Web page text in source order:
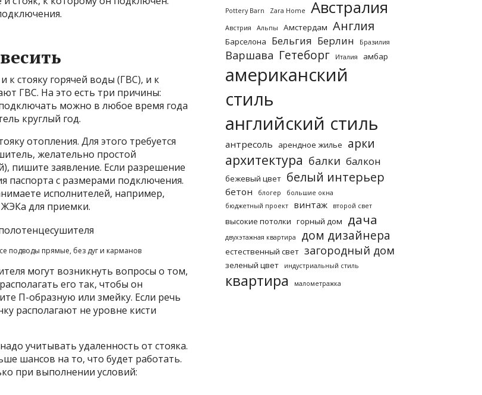
стояку горячей воды (ГВС), и к
ГВС. На это есть три причины:
можно в любое время года
круглый год.
отопления. Для этого требуется
желательно простой
пишите заявление. Если разрешение
паспорта с размерами подключения.
исполнителей, например,
для приемки.
подводы прямые, без дуг и карманов
могут возникнуть вопросы о том,
его так, чтобы он
П-образную или змейку. Если речь
располагают не уровне кисти
учитывать удаленность от стояка.
шансов на то, что будет работать.
при выполнении условий:
Pottery Barn Zara Home Австралия
Австрия Альпы Амстердам Англия
Барселона Бельгия Берлин Бразилия
Варшава Гетеборг Италия амбар
американский
стиль
английский стиль
антресоль арендное жилье арки
архитектура балки балкон
бежевый цвет белый интерьер
бетон блогер
большие окна
бюджетный проект
винтаж второй свет
высокие потолки горный дом дача
двухэтажная квартира дом дизайнера
естественный свет загородный дом
зеленый цвет индустриальный стиль
квартира малометражка